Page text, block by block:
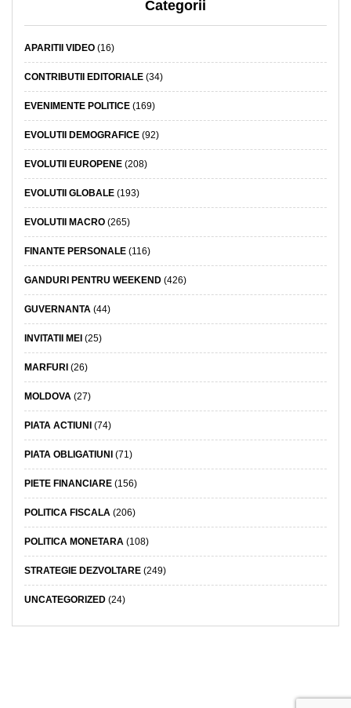
Categorii
APARITII VIDEO (16)
CONTRIBUTII EDITORIALE (34)
EVENIMENTE POLITICE (169)
EVOLUTII DEMOGRAFICE (92)
EVOLUTII EUROPENE (208)
EVOLUTII GLOBALE (193)
EVOLUTII MACRO (265)
FINANTE PERSONALE (116)
GANDURI PENTRU WEEKEND (426)
GUVERNANTA (44)
INVITATII MEI (25)
MARFURI (26)
MOLDOVA (27)
PIATA ACTIUNI (74)
PIATA OBLIGATIUNI (71)
PIETE FINANCIARE (156)
POLITICA FISCALA (206)
POLITICA MONETARA (108)
STRATEGIE DEZVOLTARE (249)
UNCATEGORIZED (24)